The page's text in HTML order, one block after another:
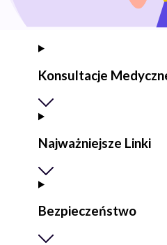
Konsultacje
Najważniejsze Linki
Bezpieczeństwo